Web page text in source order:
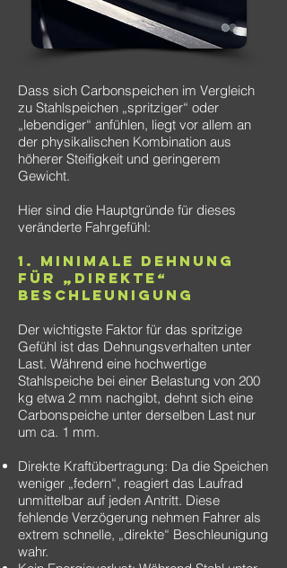
Dass sich Carbonspeichen im Vergleich
zu Stahlspeichen „spritziger“ oder
„lebendiger“ anfühlen, liegt vor allem an
der physikalischen Kombination aus
höherer Steifigkeit und geringerem
Gewicht.
Hier sind die Hauptgründe für dieses
veränderte Fahrgefühl:
1. Minimale Dehnung
für „Direkte“
Beschleunigung
Der wichtigste Faktor für das spritzige
Gefühl ist das Dehnungsverhalten unter
Last. Während eine hochwertige
Stahlspeiche bei einer Belastung von 200
kg etwa 2 mm nachgibt, dehnt sich eine
Carbonspeiche unter derselben Last nur
um ca. 1 mm.
Direkte Kraftübertragung: Da die Speichen
weniger „federn“, reagiert das Laufrad
unmittelbar auf jeden Antritt. Diese
fehlende Verzögerung nehmen Fahrer als
extrem schnelle, „direkte“ Beschleunigung
wahr.